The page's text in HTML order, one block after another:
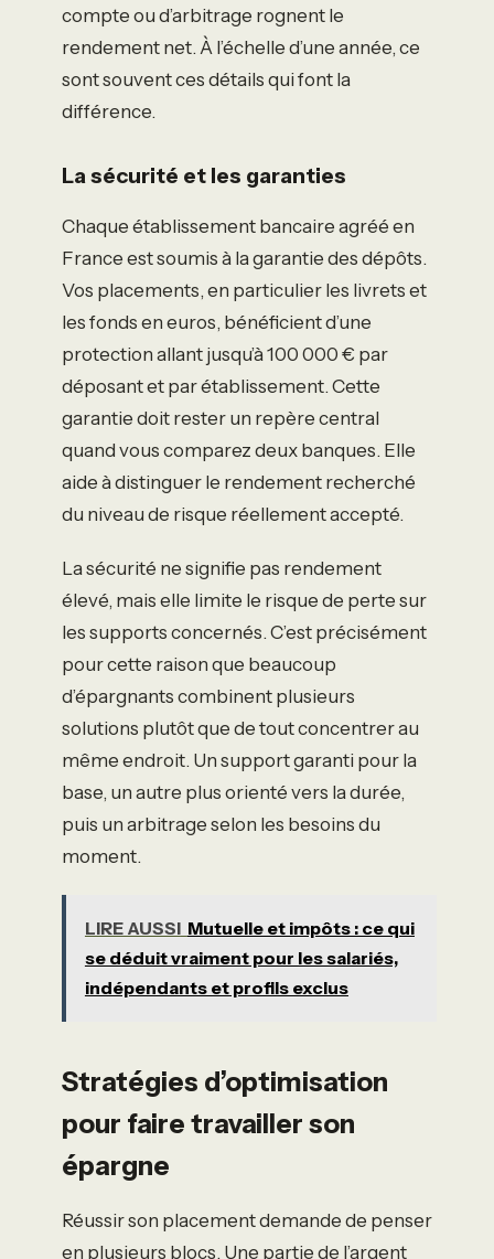
compte ou d’arbitrage rognent le
rendement net. À l’échelle d’une année, ce
sont souvent ces détails qui font la
différence.
La sécurité et les garanties
Chaque établissement bancaire agréé en
France est soumis à la garantie des dépôts.
Vos placements, en particulier les livrets et
les fonds en euros, bénéficient d’une
protection allant jusqu’à 100 000 € par
déposant et par établissement. Cette
garantie doit rester un repère central
quand vous comparez deux banques. Elle
aide à distinguer le rendement recherché
du niveau de risque réellement accepté.
La sécurité ne signifie pas rendement
élevé, mais elle limite le risque de perte sur
les supports concernés. C’est précisément
pour cette raison que beaucoup
d’épargnants combinent plusieurs
solutions plutôt que de tout concentrer au
même endroit. Un support garanti pour la
base, un autre plus orienté vers la durée,
puis un arbitrage selon les besoins du
moment.
LIRE AUSSI Mutuelle et impôts : ce qui
se déduit vraiment pour les salariés,
indépendants et profils exclus
Stratégies d’optimisation
pour faire travailler son
épargne
Réussir son placement demande de penser
en plusieurs blocs. Une partie de l’argent